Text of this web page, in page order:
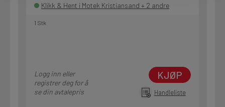
Klikk & Hent i Motek Kristiansand + 2 andre
1 Stk
Logg inn eller
registrer deg for å
se din avtalepris
KJØP
Handleliste